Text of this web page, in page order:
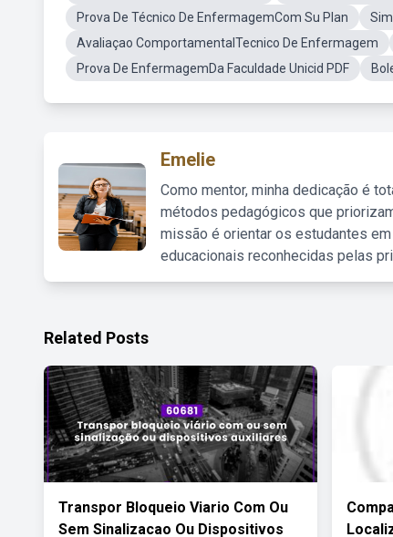
Prova De Técnico De EnfermagemCom Su Plan
Avaliaçao ComportamentalTecnico De Enfermagem
Prova De EnfermagemDa Faculdade Unicid PDF
Emelie
Como mentor, minha dedicação é
métodos pedagógicos que
missão é orientar os estudantes
educacionais reconhecidas pelas
Related Posts
Transpor Bloqueio Viario Com Ou
Sem Sinalizacao Ou Dispositivos